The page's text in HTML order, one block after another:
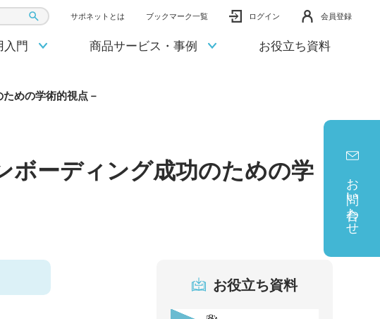
サポネットとは ブックマーク一覧 ログイン 会員登録
入門 商品サービス・事例 お役立ち資料
お問い合わせ
めの学術的視点－
ーディング成功のための学
お役立ち資料